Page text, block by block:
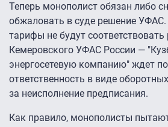
Теперь монополист обязан либо
обжаловать в суде решение УФАС.
тарифы не будут
Кемеровского УФАС России —
энергосетевую компанию" ждет
ответственность в виде
за неисполнение предписания.
Как правило, монополисты